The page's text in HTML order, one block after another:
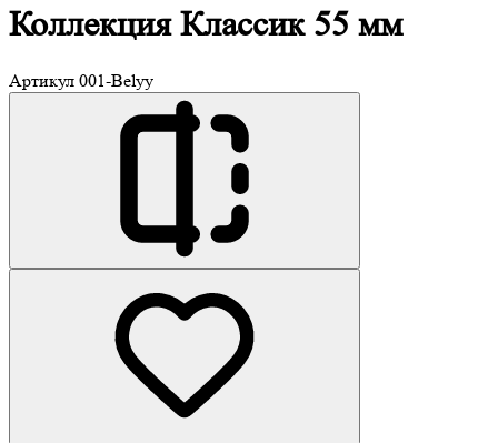
Коллекция Классик 55 мм
Артикул 001-Belyy